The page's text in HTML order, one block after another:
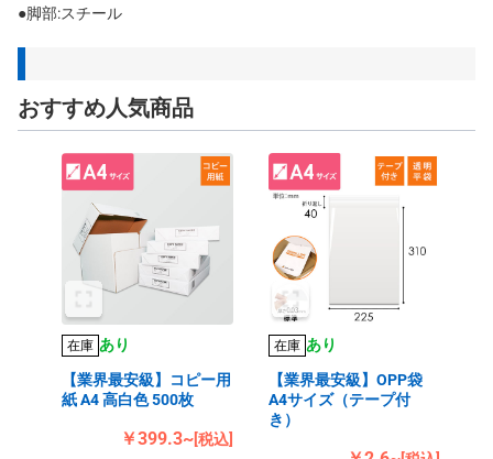
●脚部:スチール
おすすめ人気商品
在庫 あり
【業界最安級】コピー用
紙 A4 高白色 500枚
￥399.3~[税込]
在庫 あり
【業界最安級】OPP袋
A4サイズ（テープ付
き）